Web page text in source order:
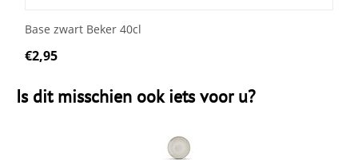
Base zwart Beker 40cl
€2,95
Is dit misschien ook iets voor u?